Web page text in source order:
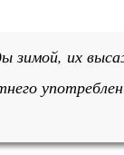
зимой, их